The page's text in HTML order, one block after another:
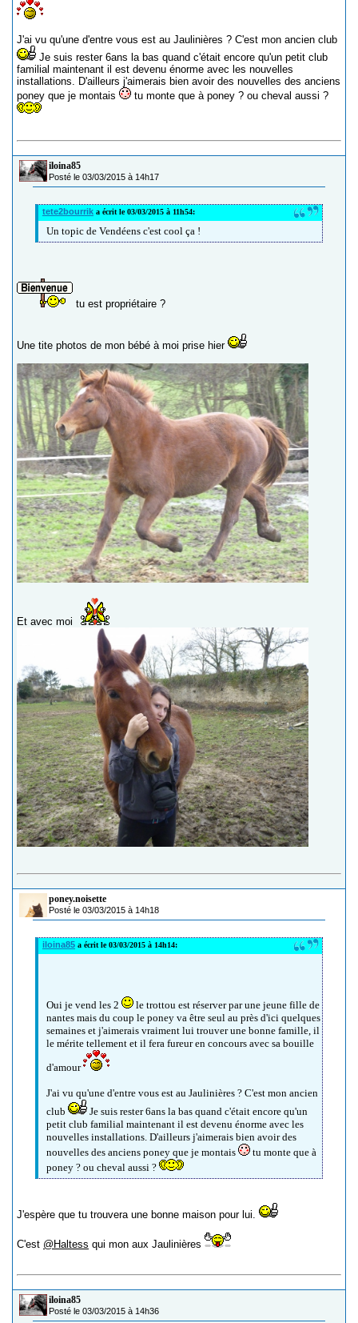
J'ai vu qu'une d'entre vous est au Jaulinières ? C'est mon ancien club
Je suis rester 6ans la bas quand c'était encore qu'un petit club
familial maintenant il est devenu énorme avec les nouvelles
installations. D'ailleurs j'aimerais bien avoir des nouvelles des anciens
poney que je montais
tu monte que à poney ? ou cheval aussi ?
iloina85
Posté le 03/03/2015 à 14h17
tete2bourrik a écrit le 03/03/2015 à 11h54:
Un topic de Vendéens c'est cool ça !
tu est propriétaire ?
Une tite photos de mon bébé à moi prise hier
Et avec moi
poney.noisette
Posté le 03/03/2015 à 14h18
iloina85 a écrit le 03/03/2015 à 14h14:
Oui je vend les 2
le trottou est réserver par une jeune fille de
nantes mais du coup le poney va être seul au près d'ici quelques
semaines et j'aimerais vraiment lui trouver une bonne famille, il
le mérite tellement et il fera fureur en concours avec sa bouille
d'amour
J'ai vu qu'une d'entre vous est au Jaulinières ? C'est mon ancien
club
Je suis rester 6ans la bas quand c'était encore qu'un
petit club familial maintenant il est devenu énorme avec les
nouvelles installations. D'ailleurs j'aimerais bien avoir des
nouvelles des anciens poney que je montais
tu monte que à
poney ? ou cheval aussi ?
J'espère que tu trouvera une bonne maison pour lui.
C'est @Haltess qui mon aux Jaulinières
iloina85
Posté le 03/03/2015 à 14h36